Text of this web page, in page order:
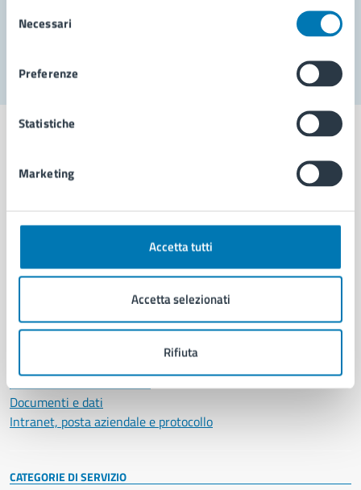
delNecessari
Preferenze
Statistiche
Marketing
Accetta tutti
Accetta selezionati
Rifiuta
Aree amministrative
Uffici
Personale amministrativo
Documenti e dati
Intranet, posta aziendale e protocollo
CATEGORIE DI SERVIZIO